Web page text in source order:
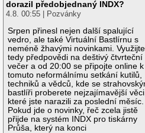
dorazil předobjednaný INDX?
4.8. 00:55 | Pozvánky
Srpen přinesl nejen další spalující
vedro, ale také Virtuální Bastlírnu s
neméně žhavými novinkami. Využijte
tedy předpovědi na deštivý čtvrteční
večer a od 20:00 se připojte online k
tomuto neformálnímu setkání kutilů,
techniků a vědců, kde se
bastlíři proberete nejzajímavější
které jste narazili za poslední měsíc.
Pokud jde o novinky, řeč zcela jistě
přijde na systém INDX pro tiskárny
Průša, který na konci